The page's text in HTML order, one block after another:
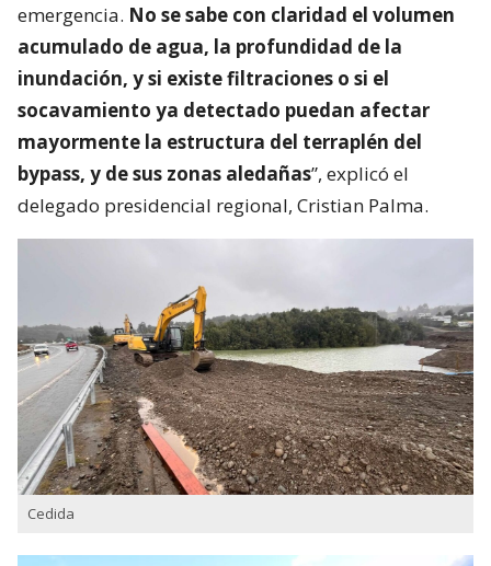
emergencia. No se sabe con claridad el volumen
acumulado de agua, la profundidad de la
inundación, y si existe filtraciones o si el
socavamiento ya detectado puedan afectar
mayormente la estructura del terraplén del
bypass, y de sus zonas aledañas”, explicó el
delegado presidencial regional, Cristian Palma.
Cedida